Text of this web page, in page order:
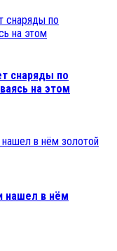
снаряды по
на этом
нашел в нём